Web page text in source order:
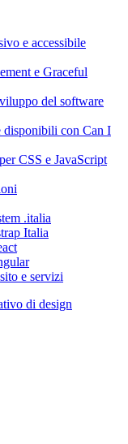
e accessibile
e Graceful
del software
disponibili con Can I
CSS e JavaScript
.italia
Italia
e servizi
di design